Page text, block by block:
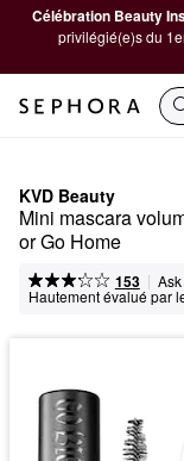
Célébration Beauty
privilégié(e)s du
KVD Beauty
Mini mascara
or Go Home
153 |
Hautement évalué par